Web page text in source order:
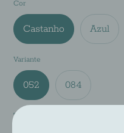
Cor
Castanho Azul
Variante
052 084
Tamanho